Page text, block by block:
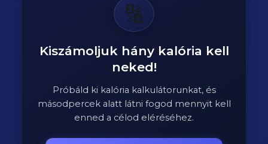
🔢
Kiszámoljuk hány kalória kell
neked!
Próbáld ki kalória kalkulátorunkat, és
másodpercek alatt látni fogod mennyit kell
enned a célod eléréséhez.